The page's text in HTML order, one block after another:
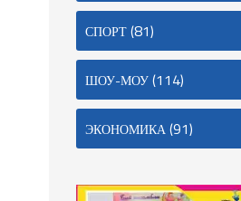
СПОРТ(81)
ШОУ-МОУ(114)
ЭКОНОМИКА(91)